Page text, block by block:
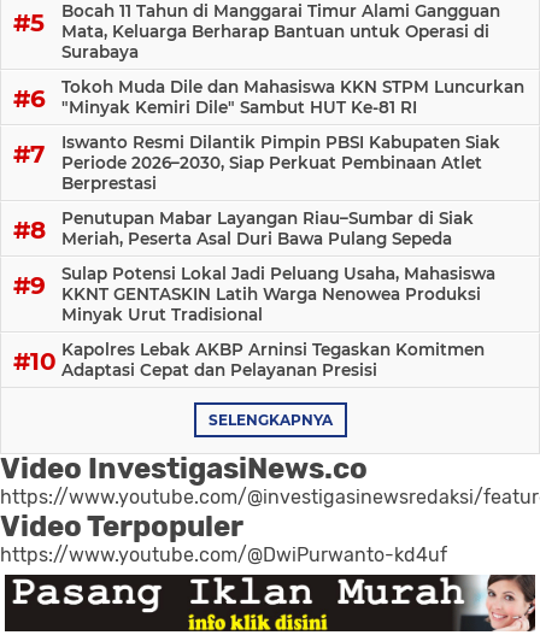
Bocah 11 Tahun di Manggarai Timur Alami Gangguan
Mata, Keluarga Berharap Bantuan untuk Operasi di
Surabaya
Tokoh Muda Dile dan Mahasiswa KKN STPM Luncurkan
"Minyak Kemiri Dile" Sambut HUT Ke-81 RI
Iswanto Resmi Dilantik Pimpin PBSI Kabupaten Siak
Periode 2026–2030, Siap Perkuat Pembinaan Atlet
Berprestasi
Penutupan Mabar Layangan Riau–Sumbar di Siak
Meriah, Peserta Asal Duri Bawa Pulang Sepeda
Sulap Potensi Lokal Jadi Peluang Usaha, Mahasiswa
KKNT GENTASKIN Latih Warga Nenowea Produksi
Minyak Urut Tradisional
Kapolres Lebak AKBP Arninsi Tegaskan Komitmen
Adaptasi Cepat dan Pelayanan Presisi
SELENGKAPNYA
Video InvestigasiNews.co
https://www.youtube.com/@investigasinewsredaksi/
Video Terpopuler
https://www.youtube.com/@DwiPurwanto-kd4uf